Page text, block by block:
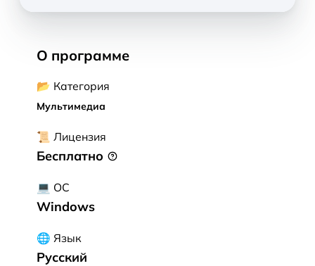
О программе
📂 Категория
Мультимедиа
📜 Лицензия
Бесплатно
💻 ОС
Windows
🌐 Язык
Русский